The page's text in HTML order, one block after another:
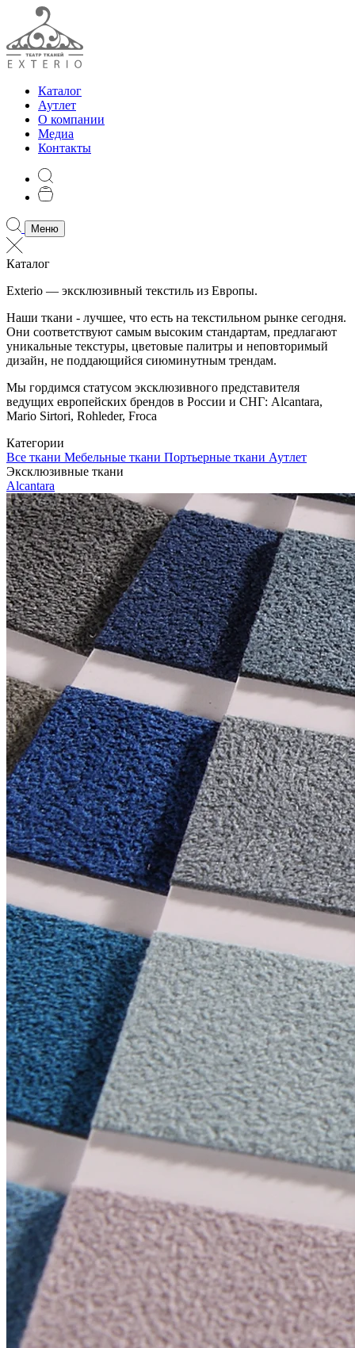
Каталог
Аутлет
О компании
Медиа
Контакты
Меню
Каталог
Exterio — эксклюзивный текстиль из Европы.
Наши ткани - лучшее, что есть на текстильном рынке сегодня.
Они соответствуют самым высоким стандартам, предлагают
уникальные текстуры, цветовые палитры и неповторимый
дизайн, не поддающийся сиюминутным трендам.
Мы гордимся статусом эксклюзивного представителя
ведущих европейских брендов в России и СНГ: Alcantara,
Mario Sirtori, Rohleder, Froca
Категории
Все ткани Мебельные ткани Портьерные ткани Аутлет
Эксклюзивные ткани
Alcantara